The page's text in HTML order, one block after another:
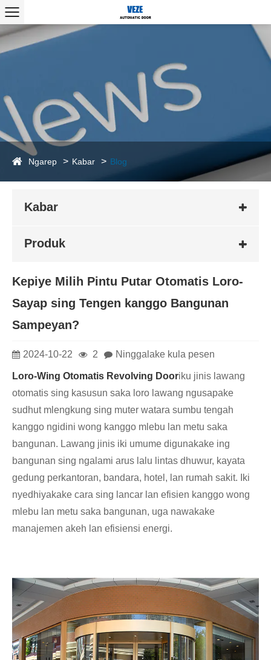
Ngarep Kabar Blog
Kabar
Produk
Kepiye Milih Pintu Putar Otomatis Loro-
Sayap sing Tengen kanggo Bangunan
Sampeyan?
2024-10-22 2 Ninggalake kula pesen
Loro-Wing Otomatis Revolving Dooriku jinis lawang
otomatis sing kasusun saka loro lawang ngusapake
sudhut mlengkung sing muter watara sumbu tengah
kanggo ngidini wong kanggo mlebu lan metu saka
bangunan. Lawang jinis iki umume digunakake ing
bangunan sing ngalami arus lalu lintas dhuwur, kayata
gedung perkantoran, bandara, hotel, lan rumah sakit. Iki
nyedhiyakake cara sing lancar lan efisien kanggo wong
mlebu lan metu saka bangunan, uga nawakake
manajemen akeh lan efisiensi energi.